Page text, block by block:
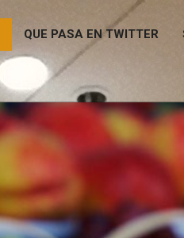
QUE PASA EN TWITTER